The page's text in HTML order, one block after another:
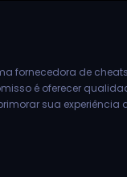
fornecedora de
é oferecer
sua experiência